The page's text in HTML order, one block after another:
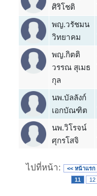
ศิริโชติ
พญ.วรัชมน
วิทยาคม
พญ.กิตติ
วรรณ สุเมธ
กุล
นพ.บัลลังก์
เอกบัณฑิต
นพ.วิโรจน์
ศุกรโสจิ
ไปที่หน้า: << หน้าแรก
11
12